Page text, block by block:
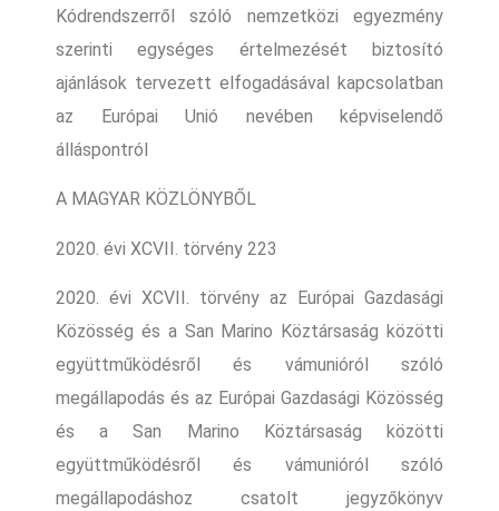
Kódrendszerről szóló nemzetközi egyezmény
szerinti egységes értelmezését biztosító
ajánlások tervezett elfogadásával kapcsolatban
az Európai Unió nevében képviselendő
álláspontról
A MAGYAR KÖZLÖNYBŐL
2020. évi XCVII. törvény 223
2020. évi XCVII. törvény az Európai Gazdasági
Közösség és a San Marino Köztársaság közötti
együttműködésről és vámunióról szóló
megállapodás és az Európai Gazdasági Közösség
és a San Marino Köztársaság közötti
együttműködésről és vámunióról szóló
megállapodáshoz csatolt jegyzőkönyv